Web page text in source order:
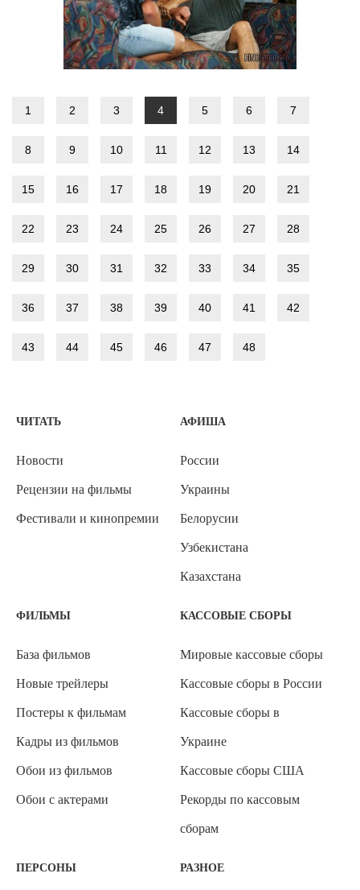
1 2 3 4 5 6 7
8 9 10 11 12 13 14
15 16 17 18 19 20 21
22 23 24 25 26 27 28
29 30 31 32 33 34 35
36 37 38 39 40 41 42
43 44 45 46 47 48
ЧИТАТЬ
Новости
Рецензии на фильмы
Фестивали и кинопремии
АФИША
России
Украины
Белорусии
Узбекистана
Казахстана
ФИЛЬМЫ
База фильмов
Новые трейлеры
Постеры к фильмам
Кадры из фильмов
Обои из фильмов
Обои с актерами
КАССОВЫЕ СБОРЫ
Мировые кассовые сборы
Кассовые сборы в России
Кассовые сборы в
Украине
Кассовые сборы США
Рекорды по кассовым
сборам
ПЕРСОНЫ РАЗНОЕ